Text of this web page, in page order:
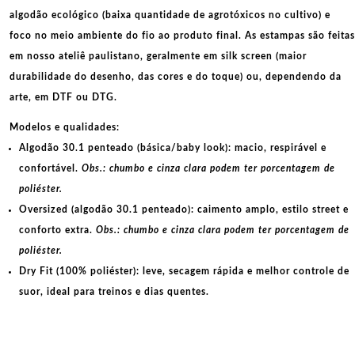
algodão ecológico (baixa quantidade de agrotóxicos no cultivo) e
foco no meio ambiente do fio ao produto final. As estampas são feitas
em nosso ateliê paulistano, geralmente em silk screen (maior
durabilidade do desenho, das cores e do toque) ou, dependendo da
arte, em DTF ou DTG.
Modelos e qualidades:
Algodão 30.1 penteado (básica/baby look): macio, respirável e
confortável. Obs.: chumbo e cinza clara podem ter porcentagem de
poliéster.
Oversized (algodão 30.1 penteado): caimento amplo, estilo street e
conforto extra. Obs.: chumbo e cinza clara podem ter porcentagem de
poliéster.
Dry Fit (100% poliéster): leve, secagem rápida e melhor controle de
suor, ideal para treinos e dias quentes.